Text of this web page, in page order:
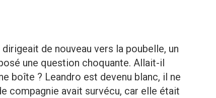
de nouveau vers la poubelle, un
une question choquante. Allait-il
boîte ? Leandro est devenu blanc, il ne
compagnie avait survécu, car elle était